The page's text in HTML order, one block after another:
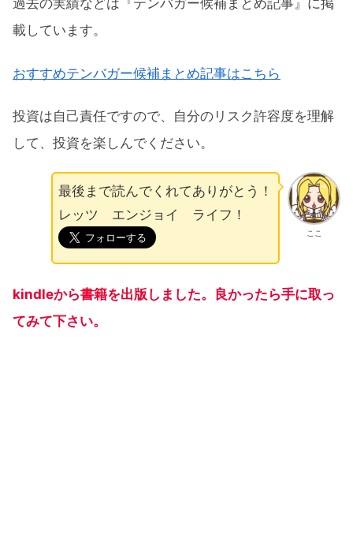
過去の実績などは『テンバガー候補まとめ記事』に掲
載しています。
おすすめテンバガー候補まとめ記事はこちら
投資は自己責任ですので、自分のリスク許容度を理解
して、投資を楽しんでください。
ここ
最後まで読んでくれてありがとう！
レッツ エンジョイ ライフ！
kindleから書籍を出版しました。良かったら手に取っ
てみて下さい。